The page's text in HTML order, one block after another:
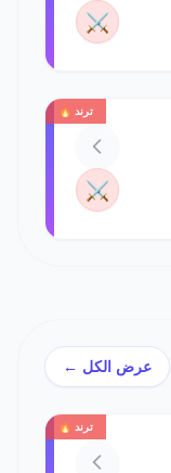
⚔️
ترند 🔥
⚔️
عرض الكل ←
ترند 🔥